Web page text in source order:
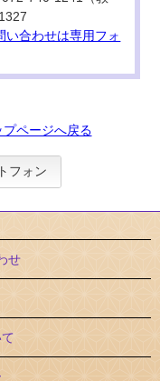
合わせは専用フォ
プページへ戻る
フォン
せ